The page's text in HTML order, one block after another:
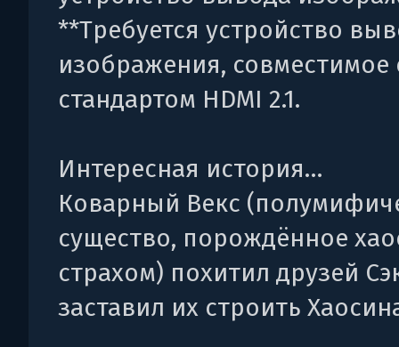
**Требуется устройство
изображения, совместимое
стандартом HDMI 2.1.
Интересная история…
Коварный Векс
существо, порождённое
страхом) похитил друзей
заставил их строить